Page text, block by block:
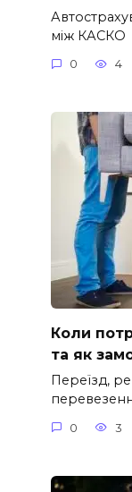
між КАСКО
0 4
Коли
та як
Переїзд,
0 3